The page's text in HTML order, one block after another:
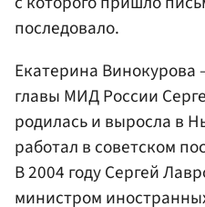
последовало.
Екатерина Винокурова
главы МИД России
родилась и выросла в
работал в советском
В 2004 году Сергей
министром